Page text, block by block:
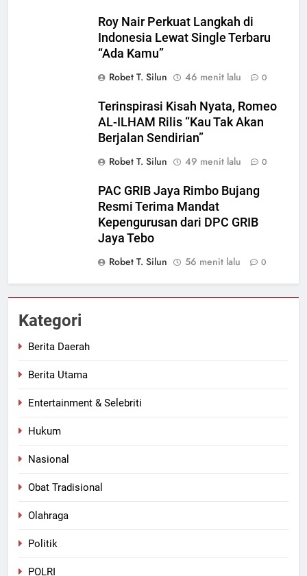
Roy Nair Perkuat Langkah di
Indonesia Lewat Single Terbaru
“Ada Kamu”
Robet T. Silun
46 menit lalu 0
Terinspirasi Kisah Nyata, Romeo
AL-ILHAM Rilis “Kau Tak Akan
Berjalan Sendirian”
Robet T. Silun
49 menit lalu 0
PAC GRIB Jaya Rimbo Bujang
Resmi Terima Mandat
Kepengurusan dari DPC GRIB
Jaya Tebo
Robet T. Silun
56 menit lalu 0
Kategori
Berita Daerah
Berita Utama
Entertainment & Selebriti
Hukum
Nasional
Obat Tradisional
Olahraga
Politik
POLRI